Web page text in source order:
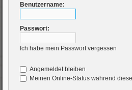
Benutzername:
Passwort:
Ich habe mein Passwort vergessen
Angemeldet bleiben
Meinen Online-Status während